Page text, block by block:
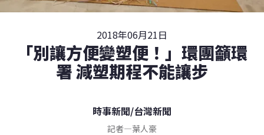
2018年06月21日
「別讓方便變塑便！」環團籲環
署 減塑期程不能讓步
時事新聞/台灣新聞
記者—葉人豪